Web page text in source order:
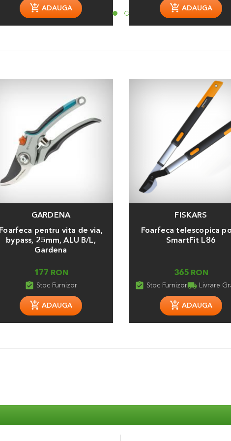
ADAUGA ADAUGA
GARDENA
Foarfeca pentru vita de via,
bypass, 25mm, ALU B/L,
Gardena
177 RON
assignment_turned_in Stoc Furnizor
ADAUGA
FISKARS
Foarfeca telescopica
SmartFit L86
365 RON
assignment_turned_in Stoc Furnizorlocal_shipping Livrare
ADAUGA